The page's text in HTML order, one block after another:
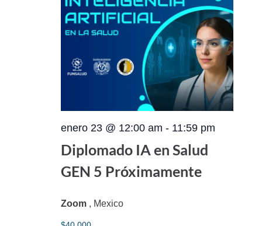
enero 23 @ 12:00 am - 11:59 pm
Diplomado IA en Salud
GEN 5 Próximamente
Zoom , Mexico